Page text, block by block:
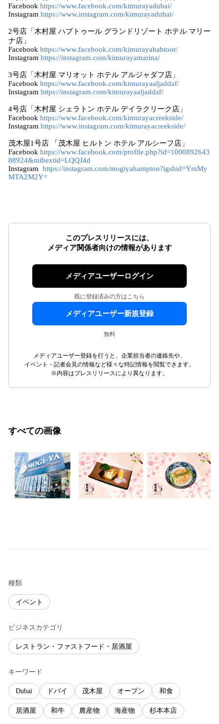
Facebook https://www.facebook.com/kimurayadubai/
Instagram https://www.instagram.com/kimurayadubai/
2号店「木村屋 ハブトゥール グランドリゾート ホテル マリー
ナ店」
Facebook https://www.facebook.com/kimurayahabtoor/
Instagram https://instagram.com/kimurayamarina/
3号店「木村屋 マリオット ホテル アルジャダフ店」
Facebook https://www.facebook.com/kimurayaaljaddaf/
Instagram https://instagram.com/kimurayaaljaddaf/
4号店「木村屋 シェラトン ホテル デイラクリーク店」
Facebook https://www.facebook.com/kimurayacreekside/
Instagram https://www.instagram.com/kimurayacreekside/
茂木屋1号店 「茂木屋 ヒルトン ホテル アルシーフ店」
Facebook https://www.facebook.com/profile.php?id=1000892643
88924&mibextid=LQQJ4d
Instagram https://instagram.com/mogiyahampton?igshid=YmMy
MTA2M2Y=
このプレスリリースには、
メディア関係者向けの情報があります
メディアユーザーログイン
既に登録済みの方はこちら
メディアユーザー新規登録
無料
メディアユーザー登録を行うと、企業担当者の連絡先や、
イベント・記者会見の情報など様々な特記情報を閲覧できます。
※内容はプレスリリースにより異なります。
すべての画像
種類
イベント
ビジネスカテゴリ
レストラン・ファストフード・居酒屋
キーワード
Dubai ドバイ 茂木屋 オープン 和食
居酒屋 和牛 農産物 海産物 杉本本店